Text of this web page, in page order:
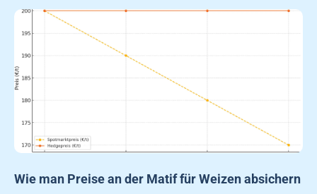
Wie man Preise an der Matif für Weizen absichern